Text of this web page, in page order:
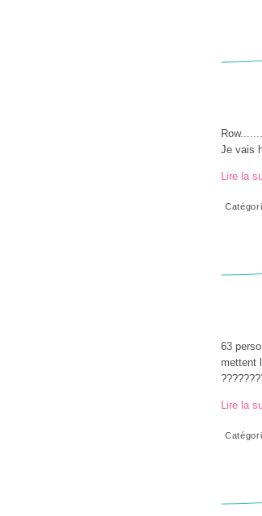
Je vais
Lire la
63
mettent
Lire la